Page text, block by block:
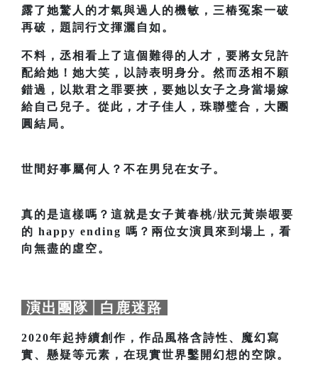
露了她驚人的才氣與過人的機敏，三樁冤案一破
再破，題詞行文揮灑自如。
不料，丞相看上了這個難得的人才，要將女兒許
配給她！她大笑，以詩表明身分。然而丞相不願
錯過，以欺君之罪要挾，要她以女子之身當場嫁
給自己兒子。從此，才子佳人，珠聯璧合，大團
圓結局。
世間好事屬何人？不在男兒在女子。
真的是這樣嗎？這就是女子黃春桃/狀元黃崇嘏要
的 happy ending 嗎？兩位女演員來到場上，看
向無盡的虛空。
演出團隊│白鹿迷路
2020年起持續創作，作品風格含詩性、魔幻寫
實、懸疑等元素，在現實世界鑿開幻想的空隙。